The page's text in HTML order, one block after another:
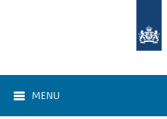
MENU